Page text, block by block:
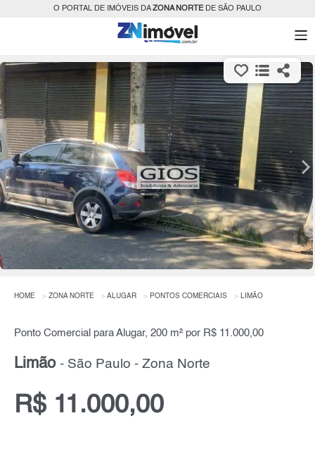
O PORTAL DE IMÓVEIS DAZONA NORTEDE SÃO PAULO
HOME ZONA NORTE ALUGAR PONTOS COMERCIAIS LIMÃO
Ponto Comercial para Alugar, 200 m² por R$ 11.000,00
Limão - São Paulo - Zona Norte
R$ 11.000,00